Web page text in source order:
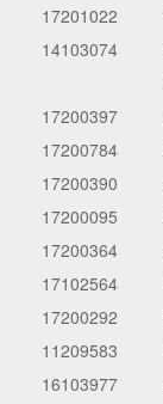
17201022
14103074
17200397
17200784
17200390
17200095
17200364
17102564
17200292
11209583
16103977